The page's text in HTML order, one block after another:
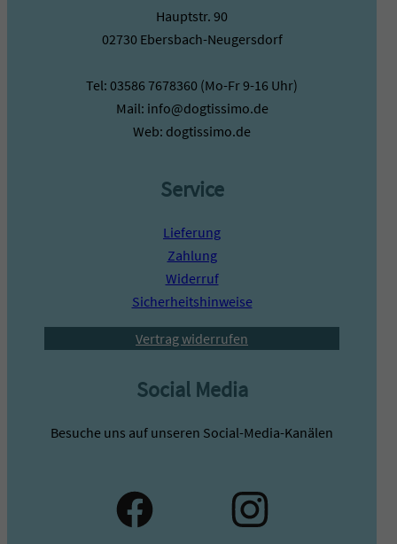
Hauptstr. 90
02730 Ebersbach-Neugersdorf
Tel: 03586 7678360 (Mo-Fr 9-16 Uhr)
Mail: info@dogtissimo.de
Web: dogtissimo.de
Service
Lieferung
Zahlung
Widerruf
Sicherheitshinweise
Vertrag widerrufen
Social Media
Besuche uns auf unseren Social-Media-Kanälen